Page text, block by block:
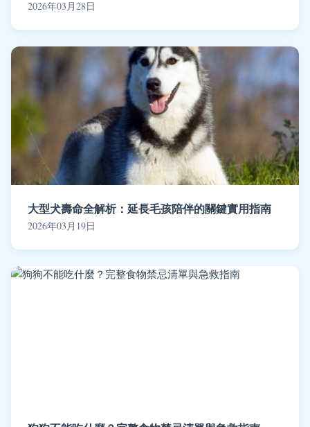
2026年03月28日
大型犬壽命全解析：延長毛孩陪伴的關鍵實用指南
2026年03月19日